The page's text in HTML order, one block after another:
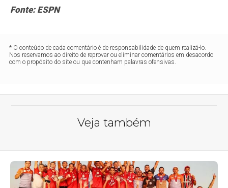
Fonte: ESPN
* O conteúdo de cada comentário é de responsabilidade de quem realizá-lo.
Nos reservamos ao direito de reprovar ou eliminar comentários em desacordo
com o propósito do site ou que contenham palavras ofensivas.
Veja também